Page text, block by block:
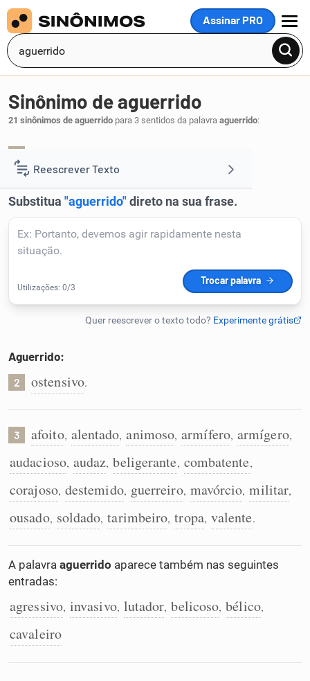
Assinar PRO
MENU
Reescrever Texto
Resumir Texto
Corrigir Texto
Detector de IA
Humanizador de IA
Conexões
Dicionário
Sinônimo de aguerrido
21 sinônimos de aguerrido para 3 sentidos da palavra aguerrido:
Aguerrido:
2 ostensivo.
3 afoito, alentado, animoso, armífero, armígero,
audacioso, audaz, beligerante, combatente,
corajoso, destemido, guerreiro, mavórcio, militar,
ousado, soldado, tarimbeiro, tropa, valente.
A palavra aguerrido aparece também nas seguintes
entradas:
agressivo, invasivo, lutador, belicoso, bélico,
cavaleiro